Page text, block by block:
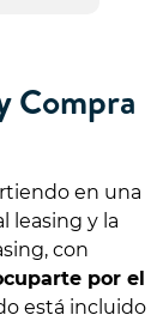
Compra
en una
leasing y la
con
por el
está incluido